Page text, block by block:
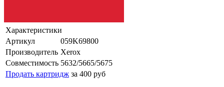
Характеристики
Артикул
059K69800
Производитель Xerox
Совместимость 5632/5665/5675
Продать картридж за 400 руб